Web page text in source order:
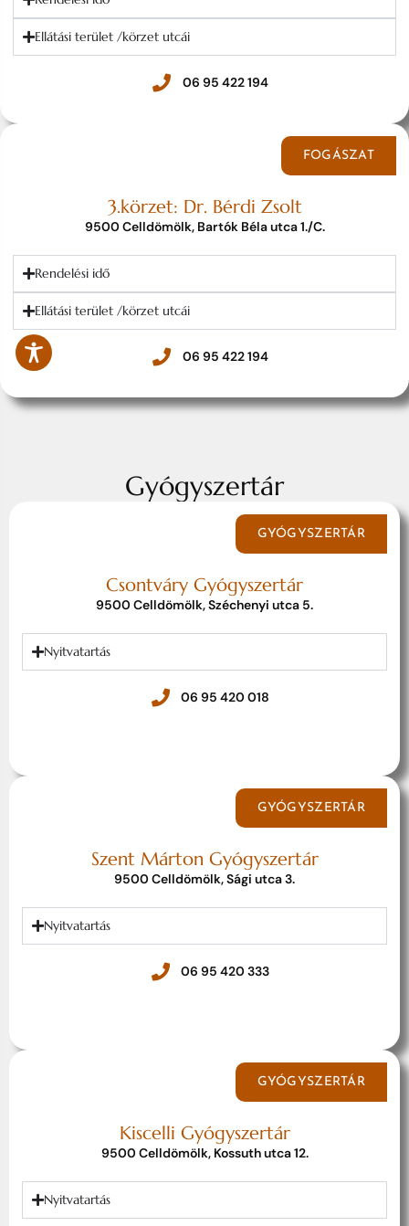
Ellátási terület /körzet utcái
06 95 422 194
FOGÁSZAT
3.körzet: Dr. Bérdi Zsolt
9500 Celldömölk, Bartók Béla utca 1./C.
Rendelési idő
Ellátási terület /körzet utcái
06 95 422 194
Gyógyszertár
GYÓGYSZERTÁR
Csontváry Gyógyszertár
9500 Celldömölk, Széchenyi utca 5.
Nyitvatartás
06 95 420 018
GYÓGYSZERTÁR
Szent Márton Gyógyszertár
9500 Celldömölk, Sági utca 3.
Nyitvatartás
06 95 420 333
GYÓGYSZERTÁR
Kiscelli Gyógyszertár
9500 Celldömölk, Kossuth utca 12.
Nyitvatartás